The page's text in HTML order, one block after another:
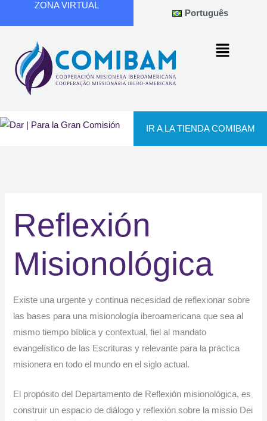
ZONA VIRTUAL
Português
IR A LA TIENDA COMIBAM
Reflexión
Misionológica
Existe una urgente y continua necesidad de reflexionar sobre
las bases para una misionología iberoamericana que sea al
mismo tiempo bíblica y contextual, fiel al mandato
evangelístico de las Escrituras y relevante para la práctica
misionera en todo el mundo en el siglo actual.
El propósito del Departamento de Reflexión misionológica, es
construir un espacio de diálogo y reflexión sobre la missio Dei